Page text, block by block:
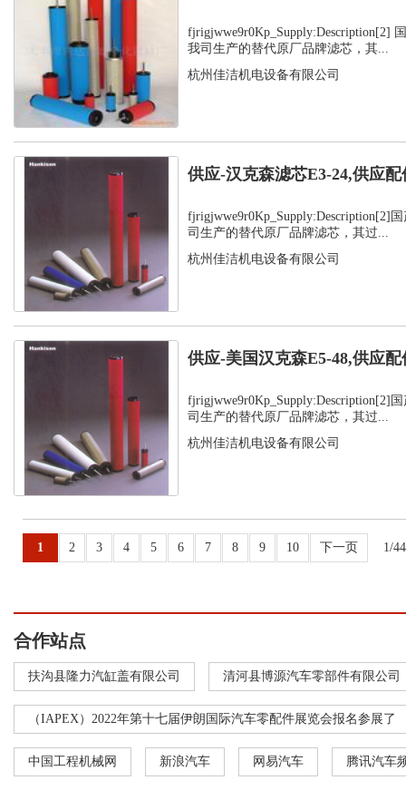
fjrigjwwe9r0Kp_Supply:Description[2]
我司生产的替代原厂品牌滤芯，其...
杭州佳洁机电设备有限公司
供应-汉克森滤芯E3-24,供应配
fjrigjwwe9r0Kp_Supply:Description[2]
司生产的替代原厂品牌滤芯，其过...
杭州佳洁机电设备有限公司
供应-美国汉克森E5-48,供应配
fjrigjwwe9r0Kp_Supply:Description[2]
司生产的替代原厂品牌滤芯，其过...
杭州佳洁机电设备有限公司
1 2 3 4 5 6 7 8 9 10 下一页 1/
合作站点
扶沟县隆力汽缸盖有限公司 清河县博源汽车零部件有限公司
（IAPEX）2022年第十七届伊朗国际汽车零配件展览会报名参展了
中国工程机械网 新浪汽车 网易汽车 腾讯汽车